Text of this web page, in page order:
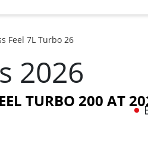
Feel 7L Turbo 26
2026
TURBO 200 AT